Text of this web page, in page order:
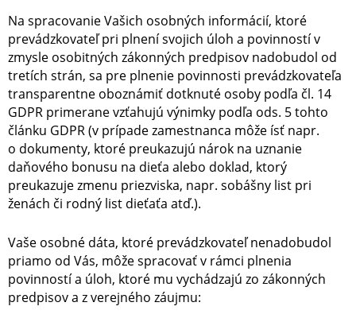
Na spracovanie Vašich osobných informácií, ktoré
prevádzkovateľ pri plnení svojich úloh a povinností v
zmysle osobitných zákonných predpisov nadobudol od
tretích strán, sa pre plnenie povinnosti prevádzkovateľa
transparentne oboznámiť dotknuté osoby podľa čl. 14
GDPR primerane vzťahujú výnimky podľa ods. 5 tohto
článku GDPR (v prípade zamestnanca môže ísť napr.
o dokumenty, ktoré preukazujú nárok na uznanie
daňového bonusu na dieťa alebo doklad, ktorý
preukazuje zmenu priezviska, napr. sobášny list pri
ženách či rodný list dieťaťa atď.).
Vaše osobné dáta, ktoré prevádzkovateľ nenadobudol
priamo od Vás, môže spracovať v rámci plnenia
povinností a úloh, ktoré mu vychádzajú zo zákonných
predpisov a z verejného záujmu: